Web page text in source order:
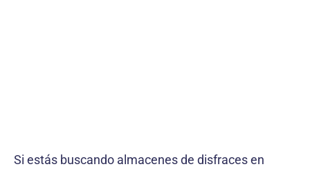
Si estás buscando almacenes de disfraces en